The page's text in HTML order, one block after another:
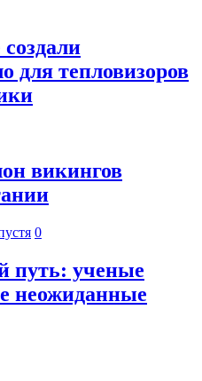
для тепловизоров
викингов
0
путь: ученые
неожиданные